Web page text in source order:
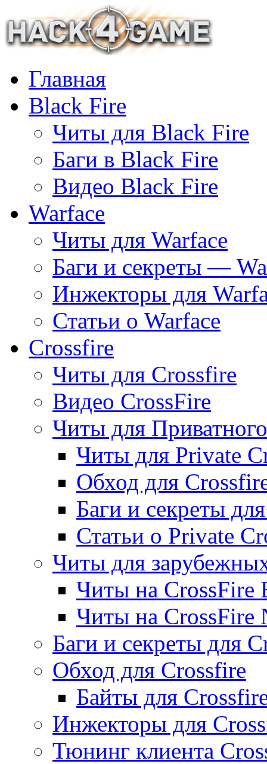
Главная
Black Fire
Читы для Black Fire
Баги в Black Fire
Видео Black Fire
Warface
Читы для Warface
Баги и секреты —
Инжекторы для
Статьи о Warface
Crossfire
Читы для Crossfire
Видео CrossFire
Читы для
Читы для Private
Обход для
Баги и секреты
Статьи о Private
Читы для
Читы на CrossFire
Читы на CrossFire
Баги и секреты для
Обход для Crossfire
Байты для
Инжекторы для
Тюнинг клиента